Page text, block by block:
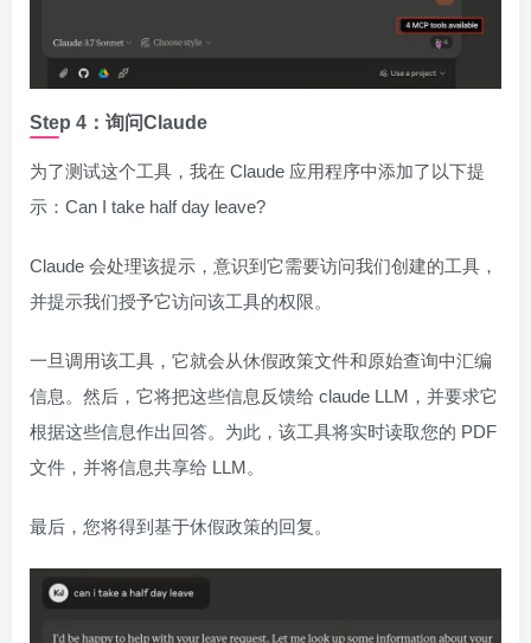
Step 4：询问Claude
为了测试这个工具，我在 Claude 应用程序中添加了以下提
示：Can I take half day leave?
Claude 会处理该提示，意识到它需要访问我们创建的工具，
并提示我们授予它访问该工具的权限。
一旦调用该工具，它就会从休假政策文件和原始查询中汇编
信息。然后，它将把这些信息反馈给 claude LLM，并要求它
根据这些信息作出回答。为此，该工具将实时读取您的 PDF
文件，并将信息共享给 LLM。
最后，您将得到基于休假政策的回复。